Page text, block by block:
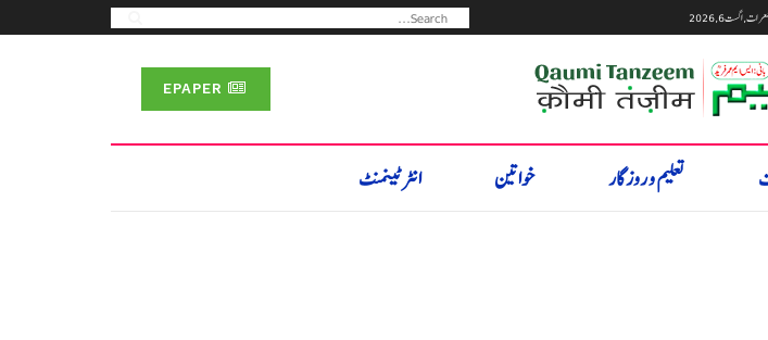
اگست 6, 2026
تعلیم و روزگار خواتین انٹرٹینمنٹ